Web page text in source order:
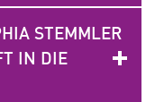
STEMMLER
IN DIE